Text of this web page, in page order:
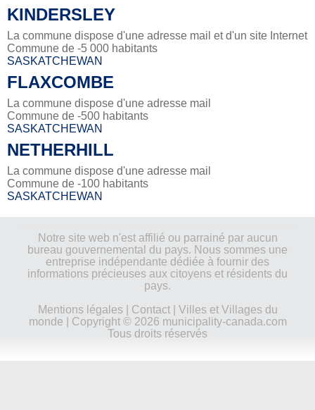
KINDERSLEY
La commune dispose d'une adresse mail et d'un site Internet
Commune de -5 000 habitants
SASKATCHEWAN
FLAXCOMBE
La commune dispose d'une adresse mail
Commune de -500 habitants
SASKATCHEWAN
NETHERHILL
La commune dispose d'une adresse mail
Commune de -100 habitants
SASKATCHEWAN
Notre site web n'est affilié ou parrainé par aucun
bureau gouvernemental du pays. Nous sommes une
entreprise indépendante dédiée à fournir des
informations précieuses aux citoyens et résidents du
pays.
Mentions légales| Contact| Villes et Villages du
monde | Copyright © 2026 municipality-canada.com
Tous droits réservés